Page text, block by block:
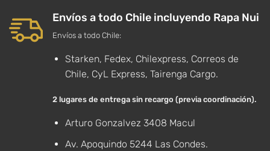
Envíos a todo Chile incluyendo Rapa Nui
Envíos a todo Chile:
Starken, Fedex, Chilexpress, Correos de
Chile, CyL Express, Tairenga Cargo.
2 lugares de entrega sin recargo (previa coordinación).
Arturo Gonzalvez 3408 Macul
Av. Apoquindo 5244 Las Condes.